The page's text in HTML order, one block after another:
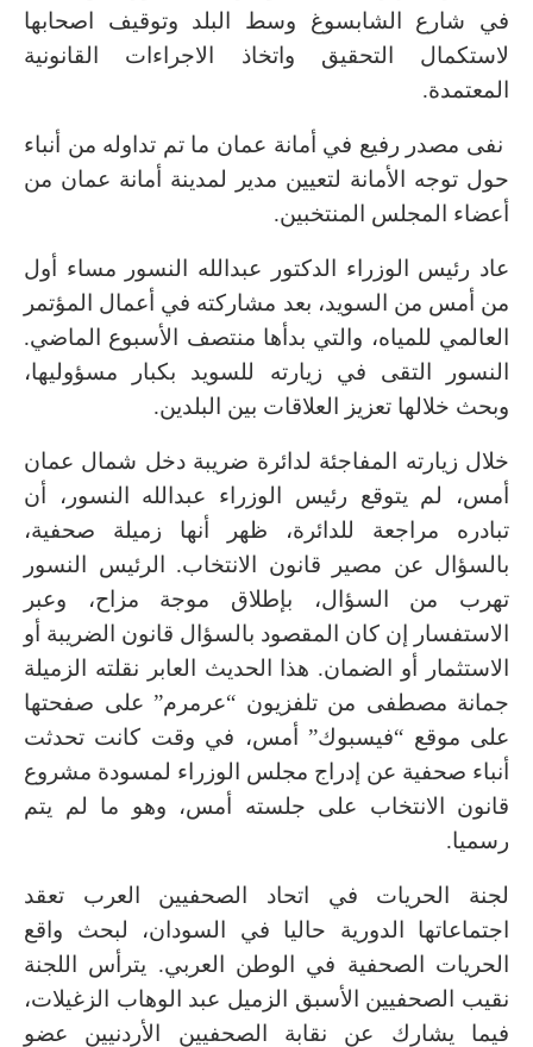
في شارع الشابسوغ وسط البلد وتوقيف اصحابها
لاستكمال التحقيق واتخاذ الاجراءات القانونية
المعتمدة.
نفى مصدر رفيع في أمانة عمان ما تم تداوله من أنباء
حول توجه الأمانة لتعيين مدير لمدينة أمانة عمان من
أعضاء المجلس المنتخبين.
عاد رئيس الوزراء الدكتور عبدالله النسور مساء أول
من أمس من السويد، بعد مشاركته في أعمال المؤتمر
العالمي للمياه، والتي بدأها منتصف الأسبوع الماضي.
النسور التقى في زيارته للسويد بكبار مسؤوليها،
وبحث خلالها تعزيز العلاقات بين البلدين.
خلال زيارته المفاجئة لدائرة ضريبة دخل شمال عمان
أمس، لم يتوقع رئيس الوزراء عبدالله النسور، أن
تبادره مراجعة للدائرة، ظهر أنها زميلة صحفية،
بالسؤال عن مصير قانون الانتخاب. الرئيس النسور
تهرب من السؤال، بإطلاق موجة مزاح، وعبر
الاستفسار إن كان المقصود بالسؤال قانون الضريبة أو
الاستثمار أو الضمان. هذا الحديث العابر نقلته الزميلة
جمانة مصطفى من تلفزيون “عرمرم” على صفحتها
على موقع “فيسبوك” أمس، في وقت كانت تحدثت
أنباء صحفية عن إدراج مجلس الوزراء لمسودة مشروع
قانون الانتخاب على جلسته أمس، وهو ما لم يتم
رسميا.
لجنة الحريات في اتحاد الصحفيين العرب تعقد
اجتماعاتها الدورية حاليا في السودان، لبحث واقع
الحريات الصحفية في الوطن العربي. يترأس اللجنة
نقيب الصحفيين الأسبق الزميل عبد الوهاب الزغيلات،
فيما يشارك عن نقابة الصحفيين الأردنيين عضو